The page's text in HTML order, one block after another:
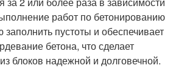
работ по бетонированию
заполнить пустоты и обеспечивает
бетона, что сделает
блоков надежной и долговечной.